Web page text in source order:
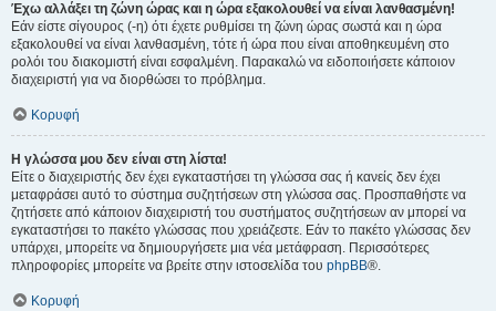
Έχω αλλάξει τη ζώνη ώρας και η ώρα εξακολουθεί να είναι λανθασμένη!
Εάν είστε σίγουρος (-η) ότι έχετε ρυθμίσει τη ζώνη ώρας σωστά και η ώρα
εξακολουθεί να είναι λανθασμένη, τότε ή ώρα που είναι αποθηκευμένη στο
ρολόι του διακομιστή είναι εσφαλμένη. Παρακαλώ να ειδοποιήσετε κάποιον
διαχειριστή για να διορθώσει το πρόβλημα.
Κορυφή
Η γλώσσα μου δεν είναι στη λίστα!
Είτε ο διαχειριστής δεν έχει εγκαταστήσει τη γλώσσα σας ή κανείς δεν έχει
μεταφράσει αυτό το σύστημα συζητήσεων στη γλώσσα σας. Προσπαθήστε να
ζητήσετε από κάποιον διαχειριστή του συστήματος συζητήσεων αν μπορεί να
εγκαταστήσει το πακέτο γλώσσας που χρειάζεστε. Εάν το πακέτο γλώσσας δεν
υπάρχει, μπορείτε να δημιουργήσετε μια νέα μετάφραση. Περισσότερες
πληροφορίες μπορείτε να βρείτε στην ιστοσελίδα του phpBB®.
Κορυφή